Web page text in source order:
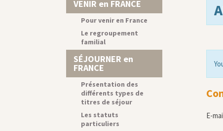
E-
VENIR en FRANCE
Pour venir en France
Le regroupement
familial
SÉJOURNER en
FRANCE
Présentation des
différents types de
titres de séjour
Les statuts
particuliers